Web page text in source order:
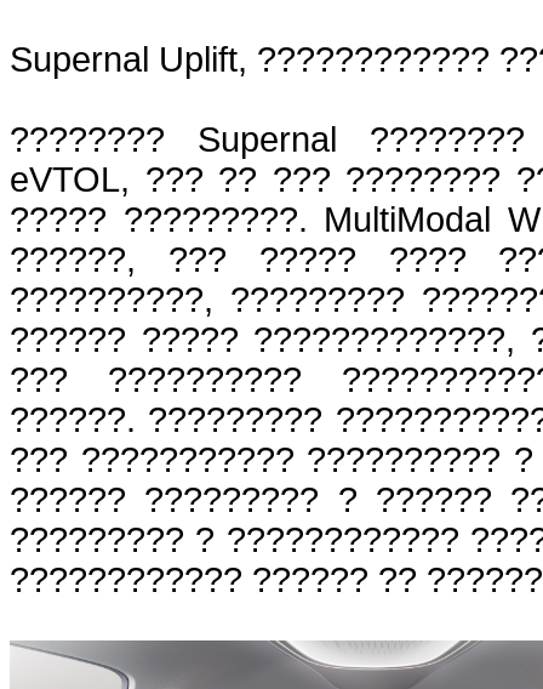
Supernal Uplift, ????????????
???????? Supernal
eVTOL, ??? ?? ??? ????????
????? ?????????. MultiModal
??????, ??? ????? ????
??????????, ?????????
?????? ????? ?????????????,
??? ??????????
??????. ?????????
??? ??????????? ??????????
?????? ????????? ? ??????
????????? ? ????????????
???????????? ?????? ??